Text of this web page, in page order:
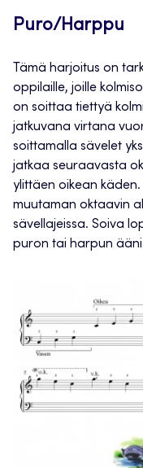
Puro/Harppu
Tämä harjoitus on
oppilaille, joille
on soittaa tiettyä
jatkuvana virtana
soittamalla sävelet
jatkaa seuraavasta
ylittäen oikean
muutaman oktaavin
sävellajeissa. Soiva
puron tai harpun